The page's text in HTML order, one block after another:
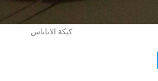
كيكة الاناناس